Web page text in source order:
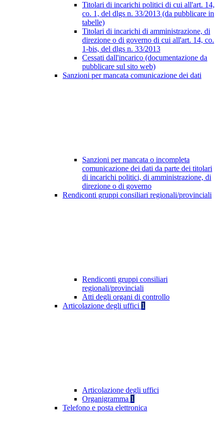
Titolari di incarichi politici di cui all'art. 14,
co. 1, del dlgs n. 33/2013 (da pubblicare in
tabelle)
Titolari di incarichi di amministrazione, di
direzione o di governo di cui all'art. 14, co.
1-bis, del dlgs n. 33/2013
Cessati dall'incarico (documentazione da
pubblicare sul sito web)
Sanzioni per mancata comunicazione dei dati
Sanzioni per mancata o incompleta
comunicazione dei dati da parte dei titolari
di incarichi politici, di amministrazione, di
direzione o di governo
Rendiconti gruppi consiliari regionali/provinciali
Rendiconti gruppi consiliari
regionali/provinciali
Atti degli organi di controllo
Articolazione degli uffici 1
Articolazione degli uffici
Organigramma 1
Telefono e posta elettronica